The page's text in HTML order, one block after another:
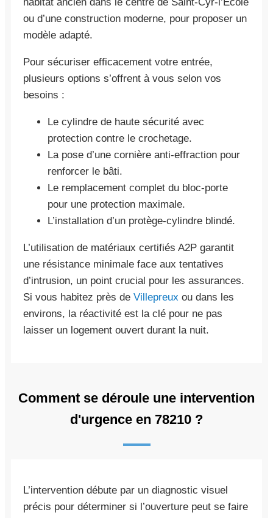
ou d’une construction moderne, pour proposer un
modèle adapté.
Pour sécuriser efficacement votre entrée,
plusieurs options s’offrent à vous selon vos
besoins :
Le cylindre de haute sécurité avec
protection contre le crochetage.
La pose d’une cornière anti-effraction pour
renforcer le bâti.
Le remplacement complet du bloc-porte
pour une protection maximale.
L’installation d’un protège-cylindre blindé.
L’utilisation de matériaux certifiés A2P garantit
une résistance minimale face aux tentatives
d’intrusion, un point crucial pour les assurances.
Si vous habitez près de Villepreux ou dans les
environs, la réactivité est la clé pour ne pas
laisser un logement ouvert durant la nuit.
Comment se déroule une intervention
d'urgence en 78210 ?
L’intervention débute par un diagnostic visuel
précis pour déterminer si l’ouverture peut se faire